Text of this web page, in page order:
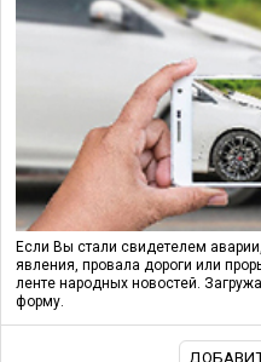
Если Вы стали свидетелем
явления, провала дороги или
ленте народных новостей.
форму.